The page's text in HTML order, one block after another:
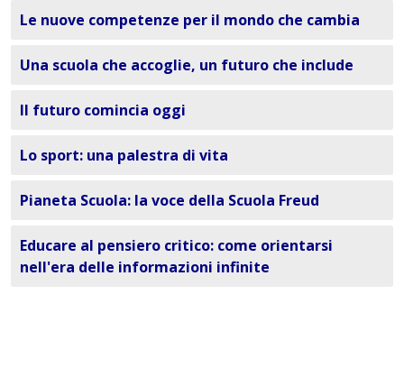
Le nuove competenze per il mondo che cambia
Una scuola che accoglie, un futuro che include
Il futuro comincia oggi
Lo sport: una palestra di vita
Pianeta Scuola: la voce della Scuola Freud
Educare al pensiero critico: come orientarsi
nell'era delle informazioni infinite